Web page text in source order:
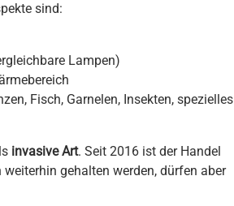
sind:
Lampen)
Fisch, Garnelen, Insekten, spezielles
invasive Art. Seit 2016 ist der Handel
gehalten werden, dürfen aber